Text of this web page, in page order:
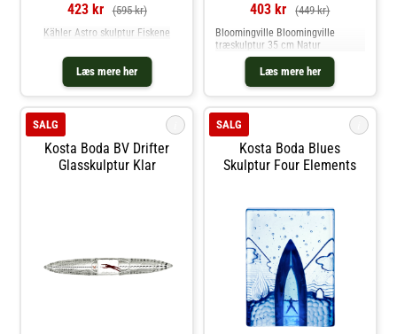
423 kr (595 kr)
Læs mere her
Kähler Astro skulptur Fiskene
403 kr (449 kr)
Læs mere her
Bloomingville Bloomingville
træskulptur 35 cm Natur
Kosta Boda BV Drifter
Glasskulptur Klar
SALG
Kosta Boda Blues
Skulptur Four Elements
SALG